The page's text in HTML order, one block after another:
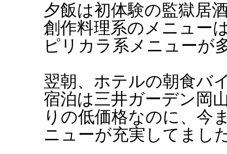
夕飯は初体験の監獄居
創作料理系のメニュー
ピリカラ系メニューが
翌朝、ホテルの朝食バ
宿泊は三井ガーデン岡
りの低価格なのに、今
ニューが充実してまし